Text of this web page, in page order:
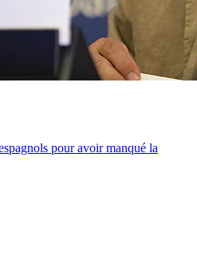
pour avoir manqué la